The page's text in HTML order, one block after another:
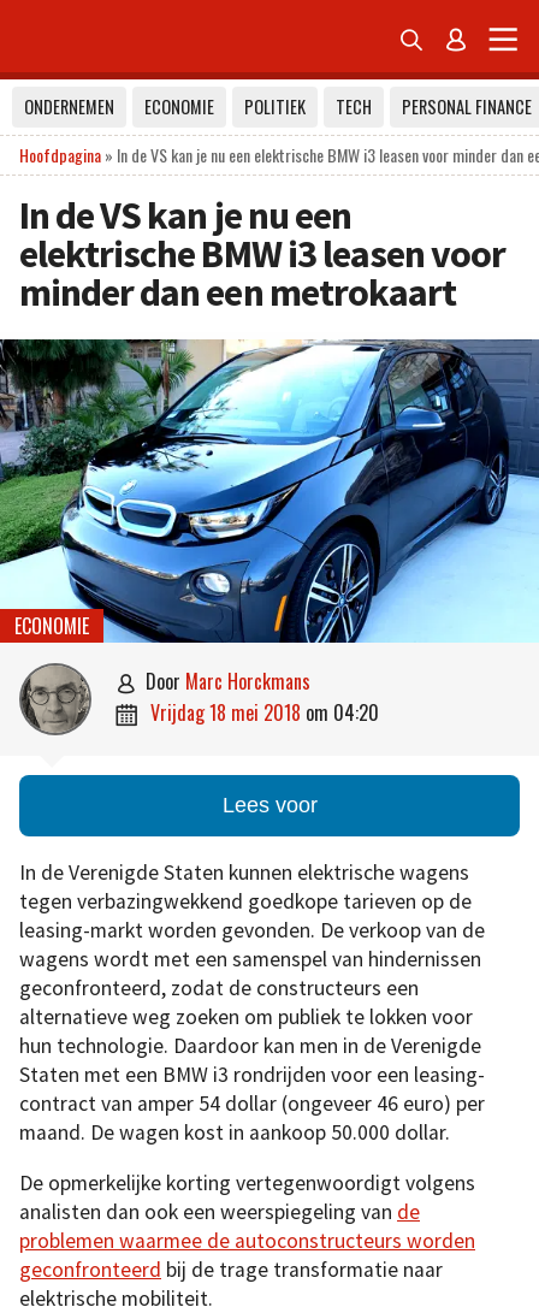
 
ONDERNEMEN ECONOMIE POLITIEK TECH
PERSONAL FINANCE
Hoofdpagina» In de VS kan je nu een elektrische BMW i3 leasen voor minder dan
In de VS kan je nu een
elektrische BMW i3 leasen voor
minder dan een metrokaart
ECONOMIE
 door Marc Horckmans
 vrijdag 18 mei 2018 om 04:20
Lees voor
In de Verenigde Staten kunnen elektrische wagens
tegen verbazingwekkend goedkope tarieven op de
leasing-markt worden gevonden. De verkoop van de
wagens wordt met een samenspel van hindernissen
geconfronteerd, zodat de constructeurs een
alternatieve weg zoeken om publiek te lokken voor
hun technologie. Daardoor kan men in de Verenigde
Staten met een BMW i3 rondrijden voor een leasing-
contract van amper 54 dollar (ongeveer 46 euro) per
maand. De wagen kost in aankoop 50.000 dollar.
De opmerkelijke korting vertegenwoordigt volgens
analisten dan ook een weerspiegeling van de
problemen waarmee de autoconstructeurs worden
geconfronteerd bij de trage transformatie naar
elektrische mobiliteit.